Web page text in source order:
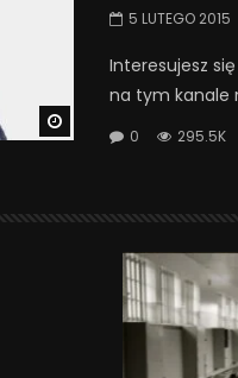
5 LUTEGO 2015
Interesujesz
na tym kanale
0 295.5K